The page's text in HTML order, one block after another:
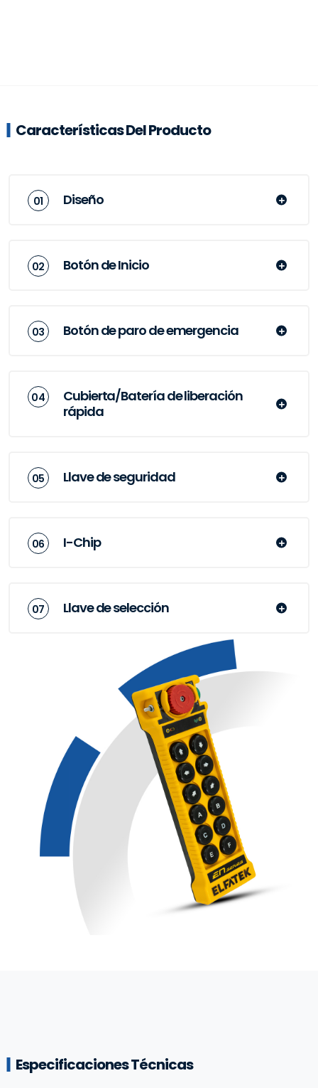
Características Del Producto
Diseño
Botón de Inicio
Botón de paro de emergencia
Cubierta/Batería de liberación
rápida
Llave de seguridad
I-Chip
Llave de selección
Especificaciones Técnicas